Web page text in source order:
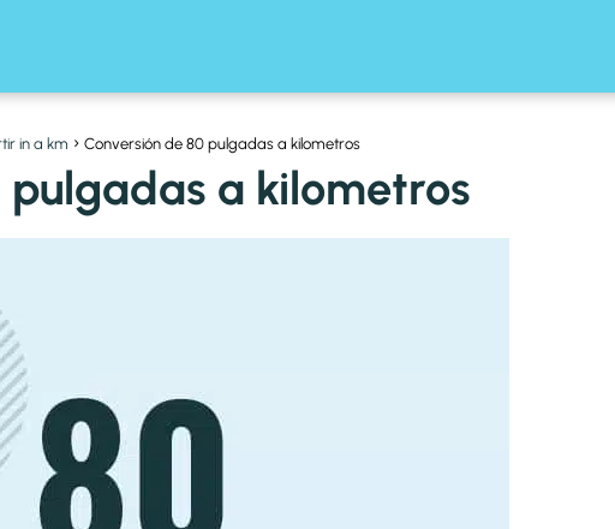
in a km Conversión de 80 pulgadas a kilometros
pulgadas a kilometros